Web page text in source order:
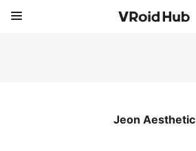
Jeon Aesthetic